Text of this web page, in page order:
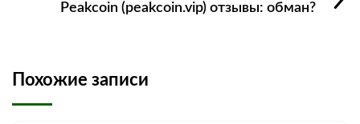
Peakcoin (peakcoin.vip) отзывы: обман?
Похожие записи